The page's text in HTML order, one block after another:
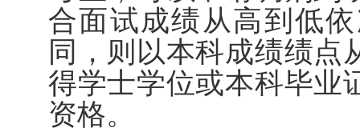
合面试成绩从高到低
同，则以本科成绩绩点
得学士学位或本科毕业
资格。